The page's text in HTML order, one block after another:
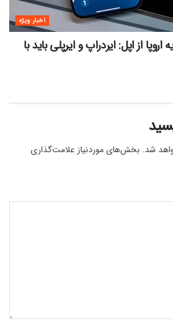
اخبار ویژه
از اپل: ایردراپ و ایرپلی باید با
شد. بخش‌های موردنیاز علامت‌گذاری